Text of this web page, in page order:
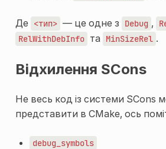
Де <тип> — це одне з Debug ,
RelWithDebInfo та MinSizeRel .
Відхилення SCons
Не весь код із системи SCons
представити в CMake, ось
debug_symbols